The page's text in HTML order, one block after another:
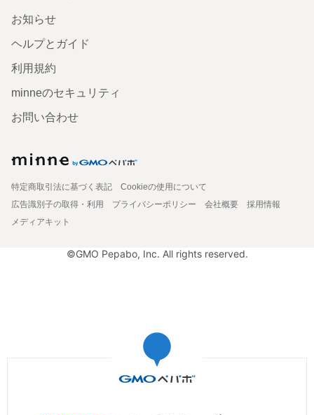
お知らせ
ヘルプとガイド
利用規約
minneのセキュリティ
お問い合わせ
特定商取引法に基づく表記
Cookieの使用について
広告識別子の取得・利用
プライバシーポリシー 会社概要
採用情報
メディアキット
©GMO Pepabo, Inc. All rights reserved.